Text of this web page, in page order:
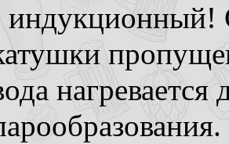
индукционный!